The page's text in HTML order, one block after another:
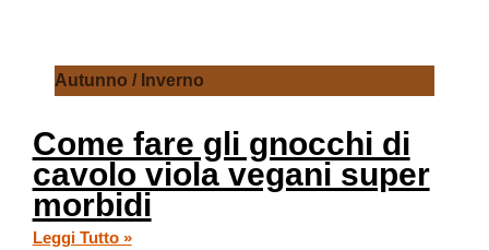
Autunno / Inverno
Come fare gli gnocchi di
cavolo viola vegani super
morbidi
Leggi Tutto »